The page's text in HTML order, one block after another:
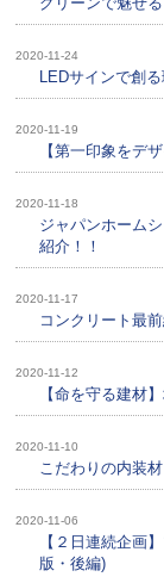
2020-11-24
LEDサインで創
2020-11-19
【第一印象をデ
2020-11-18
ジャパンホーム
紹介！！
2020-11-17
コンクリート最
2020-11-12
【命を守る建材
2020-11-10
こだわりの内装材
2020-11-06
【２日連続企画
版・後編)